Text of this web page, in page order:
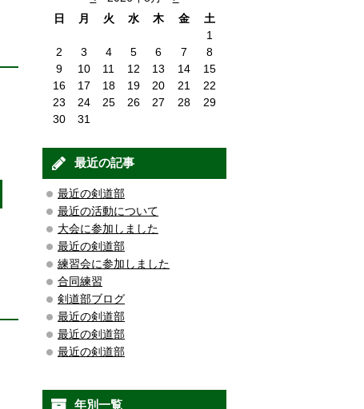
日
月 火 水 木 金
土
1
2
3 4 5 6 7
8
9
10 11 12 13 14
15
16
17 18 19 20 21
22
23
24 25 26 27 28
29
30
31
最近の記事
最近の剣道部
最近の活動について
大会に参加しました
最近の剣道部
練習会に参加しました
合同練習
剣道部ブログ
最近の剣道部
最近の剣道部
最近の剣道部
年別一覧